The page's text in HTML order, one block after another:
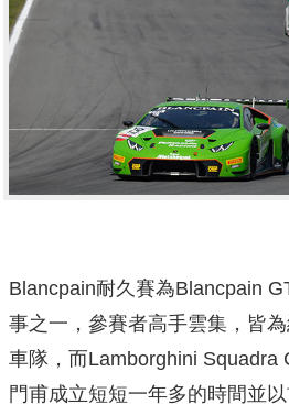
Blancpain耐久賽為Blancpain
事之一，參賽者高手雲集，皆
車隊，而Lamborghini Squadra
門甫成立短短一年多的時間並